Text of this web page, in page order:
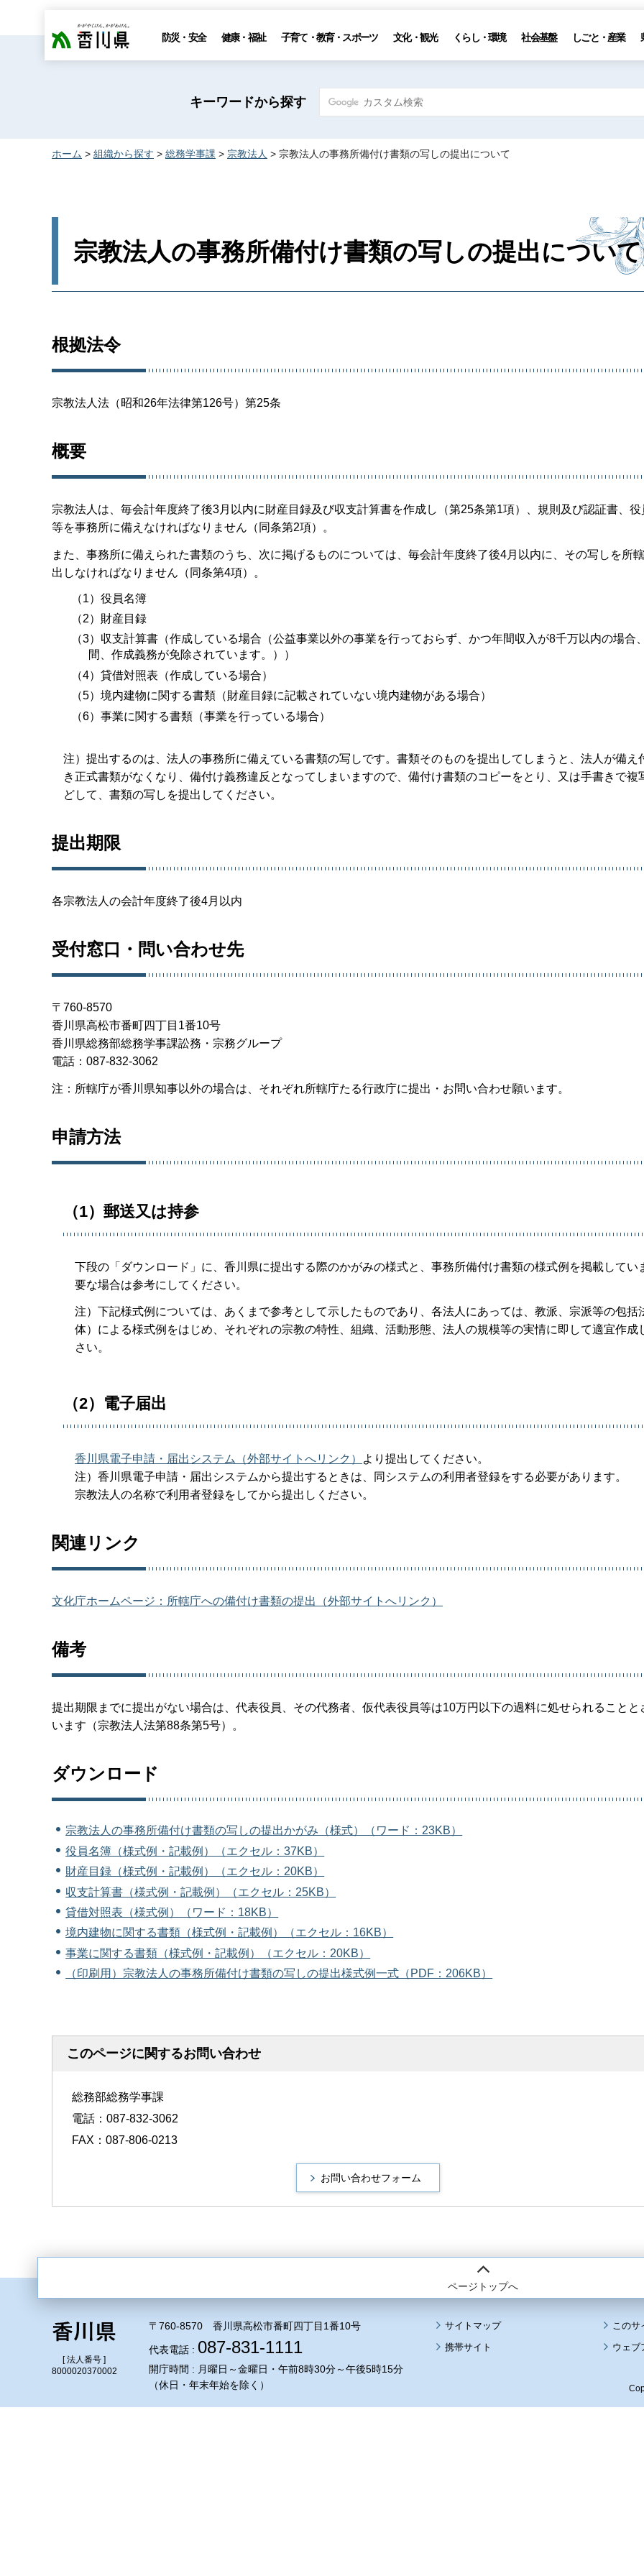
香川県 防災・安全 健康・福祉 子育て・教育・スポーツ 文化・観光 くらし・環境 社会基盤 しごと・産業
キーワードから探す
ホーム > 組織から探す > 総務学事課 > 宗教法人 > 宗教法人の事務所備付け書類の写しの提出について
宗教法人の事務所備付け書類の写しの提出について
根拠法令
宗教法人法（昭和26年法律第126号）第25条
概要
宗教法人は、毎会計年度終了後3月以内に財産目録及び収支計算書を作成し（第25条第1項）、規則及び認証書、役
等を事務所に備えなければなりません（同条第2項）。
また、事務所に備えられた書類のうち、次に掲げるものについては、毎会計年度終了後4月以内に、その写しを所
出しなければなりません（同条第4項）。
（1）役員名簿
（2）財産目録
（3）収支計算書（作成している場合（公益事業以外の事業を行っておらず、かつ年間収入が8千万以内の場合
間、作成義務が免除されています。））
（4）貸借対照表（作成している場合）
（5）境内建物に関する書類（財産目録に記載されていない境内建物がある場合）
（6）事業に関する書類（事業を行っている場合）
注）提出するのは、法人の事務所に備えている書類の写しです。書類そのものを提出してしまうと、法人が備え
き正式書類がなくなり、備付け義務違反となってしまいますので、備付け書類のコピーをとり、又は手書きで複
どして、書類の写しを提出してください。
提出期限
各宗教法人の会計年度終了後4月以内
受付窓口・問い合わせ先
〒760-8570
香川県高松市番町四丁目1番10号
香川県総務部総務学事課訟務・宗務グループ
電話：087-832-3062
注：所轄庁が香川県知事以外の場合は、それぞれ所轄庁たる行政庁に提出・お問い合わせ願います。
申請方法
（1）郵送又は持参
下段の「ダウンロード」に、香川県に提出する際のかがみの様式と、事務所備付け書類の様式例を掲載してい
要な場合は参考にしてください。
注）下記様式例については、あくまで参考として示したものであり、各法人にあっては、教派、宗派等の包括
体）による様式例をはじめ、それぞれの宗教の特性、組織、活動形態、法人の規模等の実情に即して適宜作成
さい。
（2）電子届出
香川県電子申請・届出システム（外部サイトへリンク）
より提出してください。
注）香川県電子申請・届出システムから提出するときは、同システムの利用者登録をする必要があります。
宗教法人の名称で利用者登録をしてから提出しください。
関連リンク
文化庁ホームページ：所轄庁への備付け書類の提出（外部サイトへリンク）
備考
提出期限までに提出がない場合は、代表役員、その代務者、仮代表役員等は10万円以下の過料に処せられることと
います（宗教法人法第88条第5号）。
ダウンロード
宗教法人の事務所備付け書類の写しの提出かがみ（様式）（ワード：23KB）
役員名簿（様式例・記載例）（エクセル：37KB）
財産目録（様式例・記載例）（エクセル：20KB）
収支計算書（様式例・記載例）（エクセル：25KB）
貸借対照表（様式例）（ワード：18KB）
境内建物に関する書類（様式例・記載例）（エクセル：16KB）
事業に関する書類（様式例・記載例）（エクセル：20KB）
（印刷用）宗教法人の事務所備付け書類の写しの提出様式例一式（PDF：206KB）
このページに関するお問い合わせ
総務部総務学事課
電話：087-832-3062
FAX：087-806-0213
ページトップへ
[ 法人番号 ]
8000020370002
〒760-8570 香川県高松市番町四丁目1番10号
代表電話 : 087-831-1111
開庁時間 : 月曜日～金曜日・午前8時30分～午後5時15分
（休日・年末年始を除く）
サイトマップ
このサ
携帯サイト
ウェブ